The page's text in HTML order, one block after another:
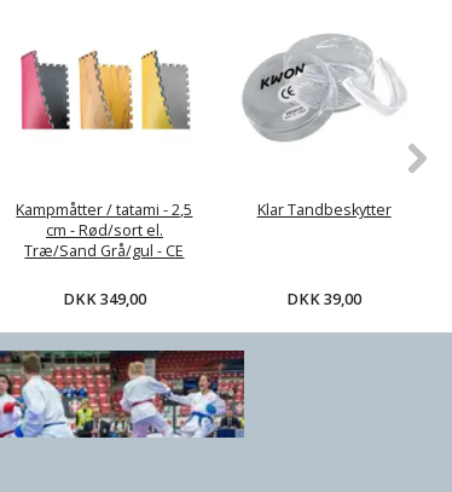
Kampmåtter / tatami - 2,5
cm - Rød/sort el.
Træ/Sand Grå/gul - CE
DKK 349,00
Klar Tandbeskytter
DKK 39,00